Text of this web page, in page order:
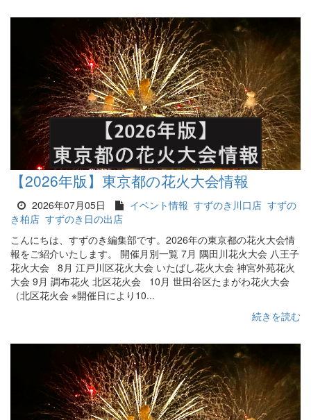
【2026年版】東京都の花火大会情報
2026年07月05日 イベント情報 すずのき川口店 すずの
き柏店 すずのき日の出店
こんにちは、すずのき編集部です。2026年の東京都の花火大会情
報をご紹介いたします。 開催月別一覧 7月 隅田川花火大会 八王子
花火大会 8月 江戸川区花火大会 いたばし花火大会 神宮外苑花火
大会 9月 調布花火 北区花火会 10月 世田谷区たまがわ花火大会
（北区花火会 ※開催日により10...
続きを読む